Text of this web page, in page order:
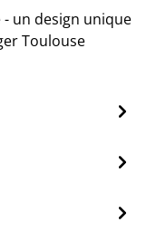
- un design unique
Toulouse